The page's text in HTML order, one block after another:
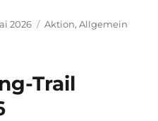
2026 Kategorien
Aktion,Allgemein
Trail